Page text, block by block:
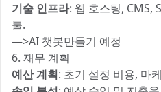
기술 인프라: 웹 호스팅, CMS,
툴.
—>AI 챗봇만들기 예정
6. 재무 계획
예산 계획: 초기 설정 비용, 마